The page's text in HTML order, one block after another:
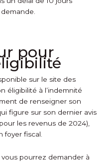
pour
sur le site des
éligibilité à l’indemnité
de renseigner son
figure sur son dernier avis
les revenus de 2024),
foyer fiscal.
vous pourrez demander à